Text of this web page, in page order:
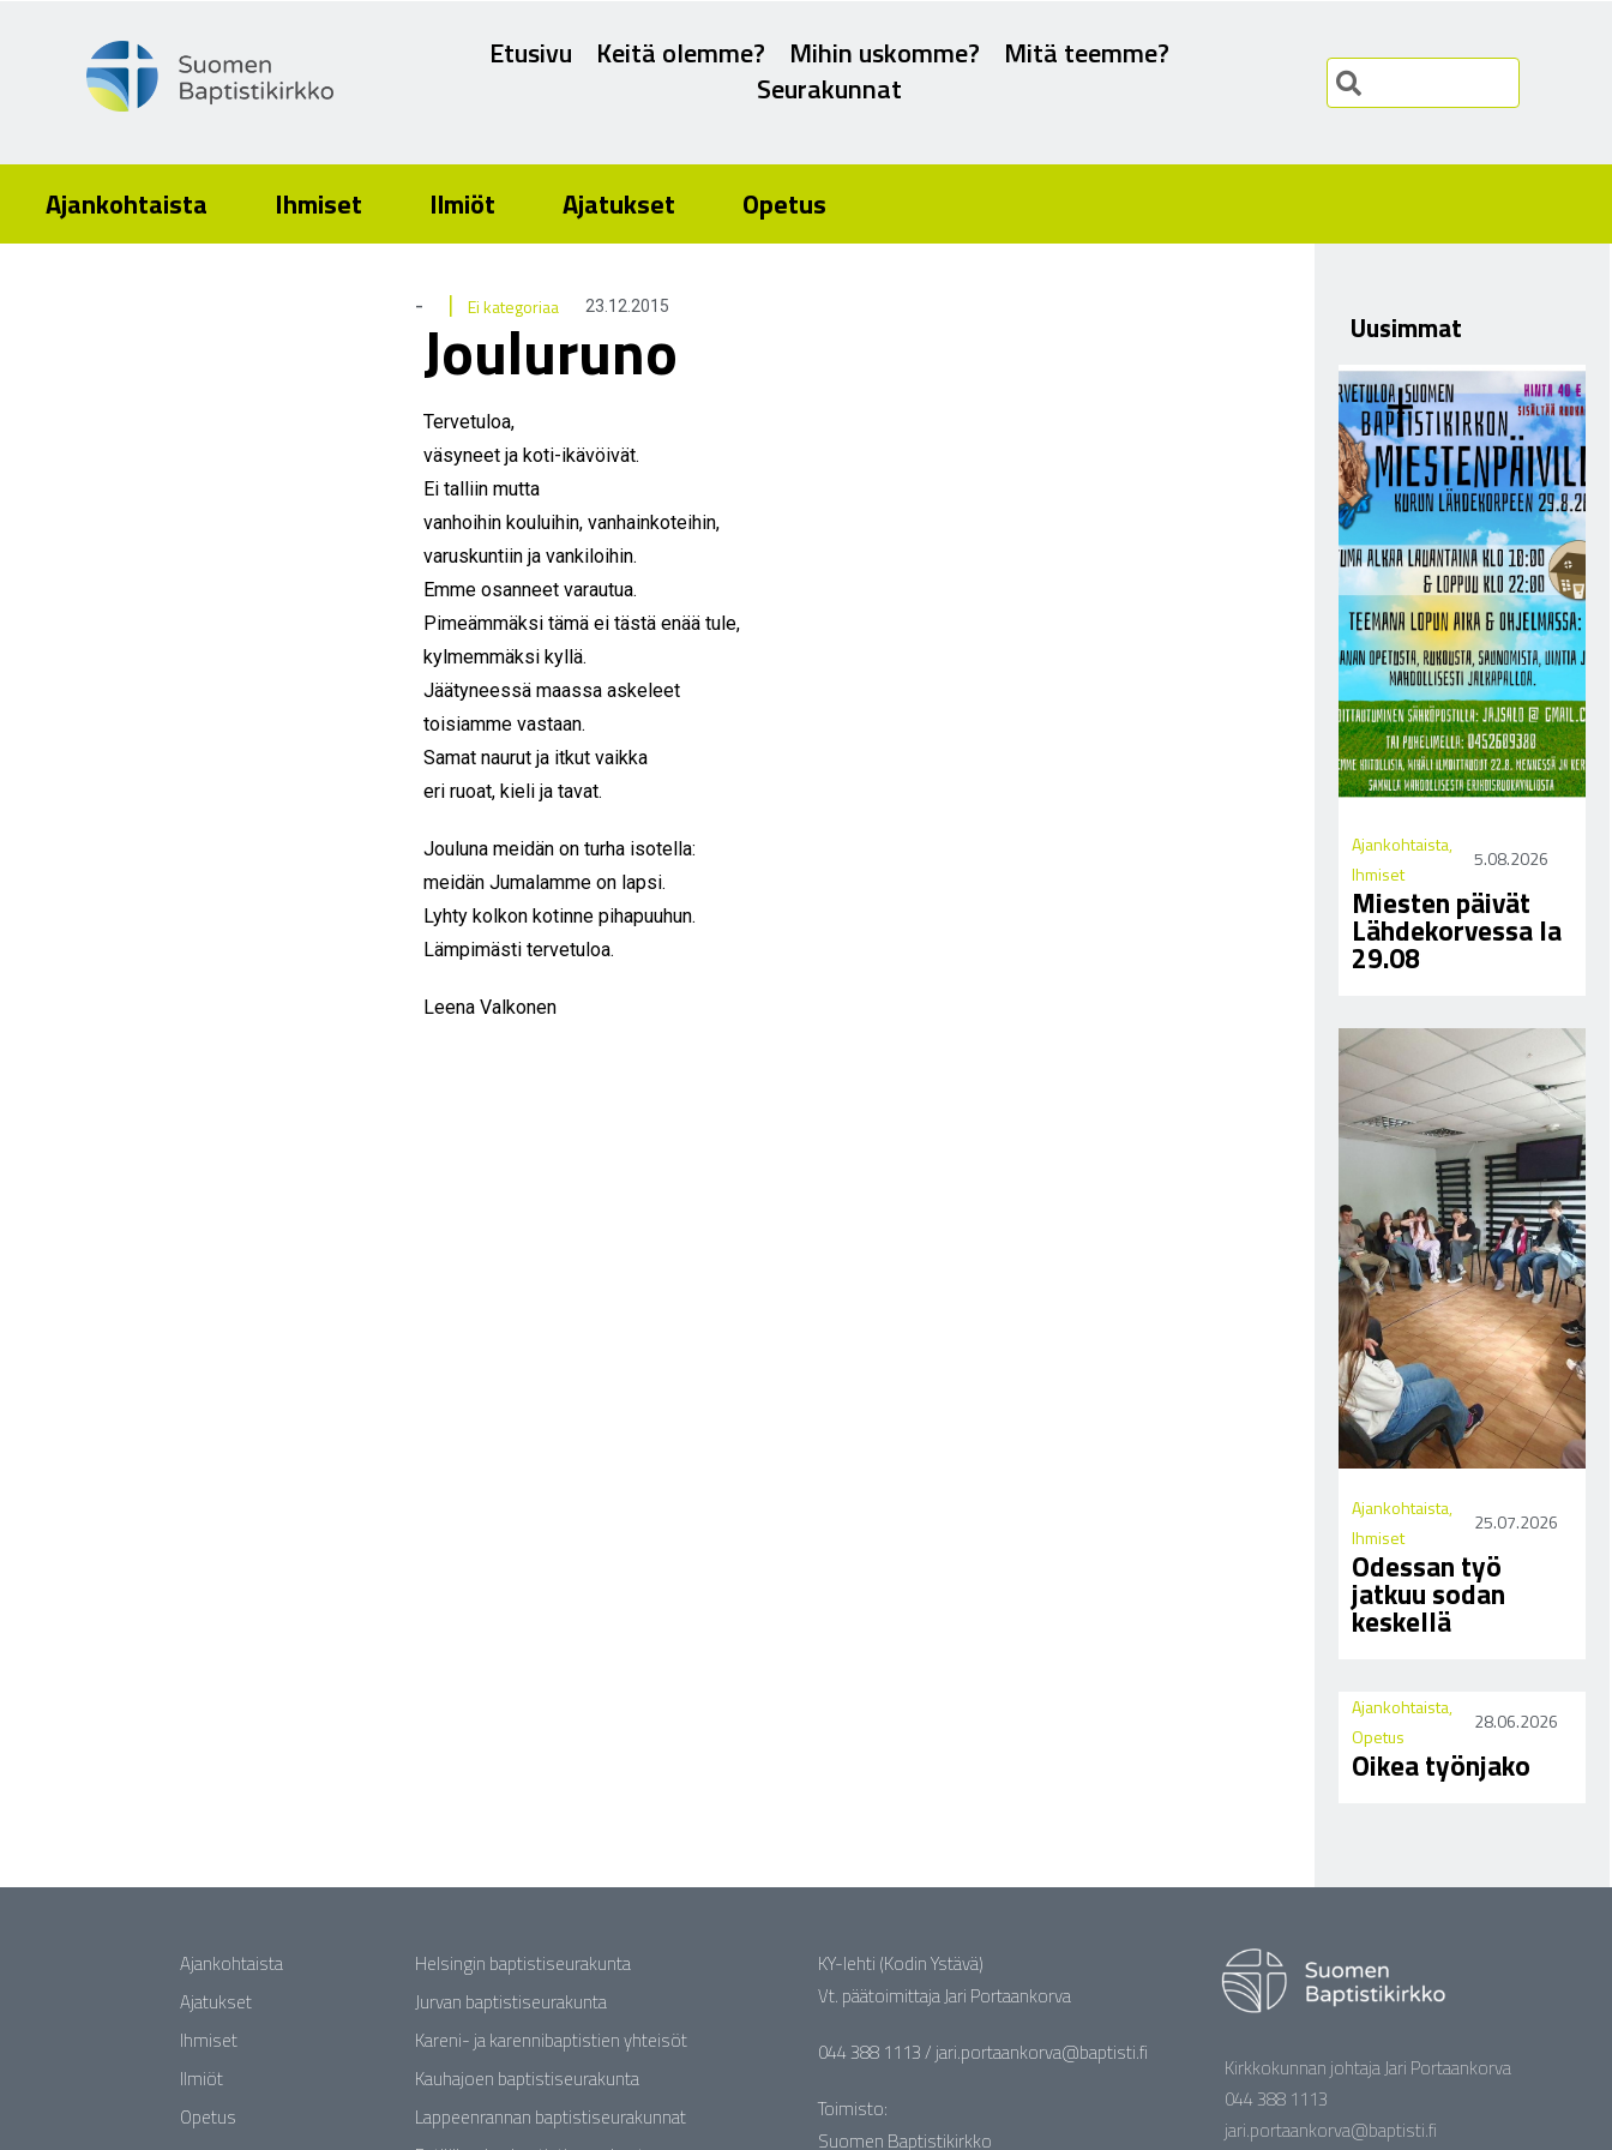
Etusivu Keitä olemme? Mihin uskomme?
Mitä teemme?
Seurakunnat
Ajankohtaista Ihmiset Ilmiöt Ajatukset Opetus
- | Ei kategoriaa 23.12.2015
Jouluruno
Tervetuloa,
väsyneet ja koti-ikävöivät.
Ei talliin mutta
vanhoihin kouluihin, vanhainkoteihin,
varuskuntiin ja vankiloihin.
Emme osanneet varautua.
Pimeämmäksi tämä ei tästä enää tule,
kylmemmäksi kyllä.
Jäätyneessä maassa askeleet
toisiamme vastaan.
Samat naurut ja itkut vaikka
eri ruoat, kieli ja tavat.
Jouluna meidän on turha isotella:
meidän Jumalamme on lapsi.
Lyhty kolkon kotinne pihapuuhun.
Lämpimästi tervetuloa.
Leena Valkonen
Uusimmat
Ajankohtaista,
Ihmiset
5.08.2026
Miesten päivät
Lähdekorvessa la
29.08
Ajankohtaista,
Ihmiset
25.07.2026
Odessan työ
jatkuu sodan
keskellä
Ajankohtaista,
Opetus
28.06.2026
Oikea työnjako
Ajankohtaista
Ajatukset
Ihmiset
Ilmiöt
Opetus
Helsingin baptistiseurakunta
Jurvan baptistiseurakunta
Kareni- ja karennibaptistien yhteisöt
Kauhajoen baptistiseurakunta
Lappeenrannan baptistiseurakunnat
KY-lehti (Kodin Ystävä)
Vt. päätoimittaja Jari Portaankorva
044 388 1113 / jari.portaankorva@baptisti.fi
Toimisto:
Suomen Baptistikirkko
Kirkkokunnan johtaja Jari Portaankorva
044 388 1113
jari.portaankorva@baptisti.fi